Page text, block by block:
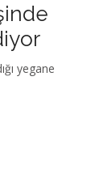
yegane